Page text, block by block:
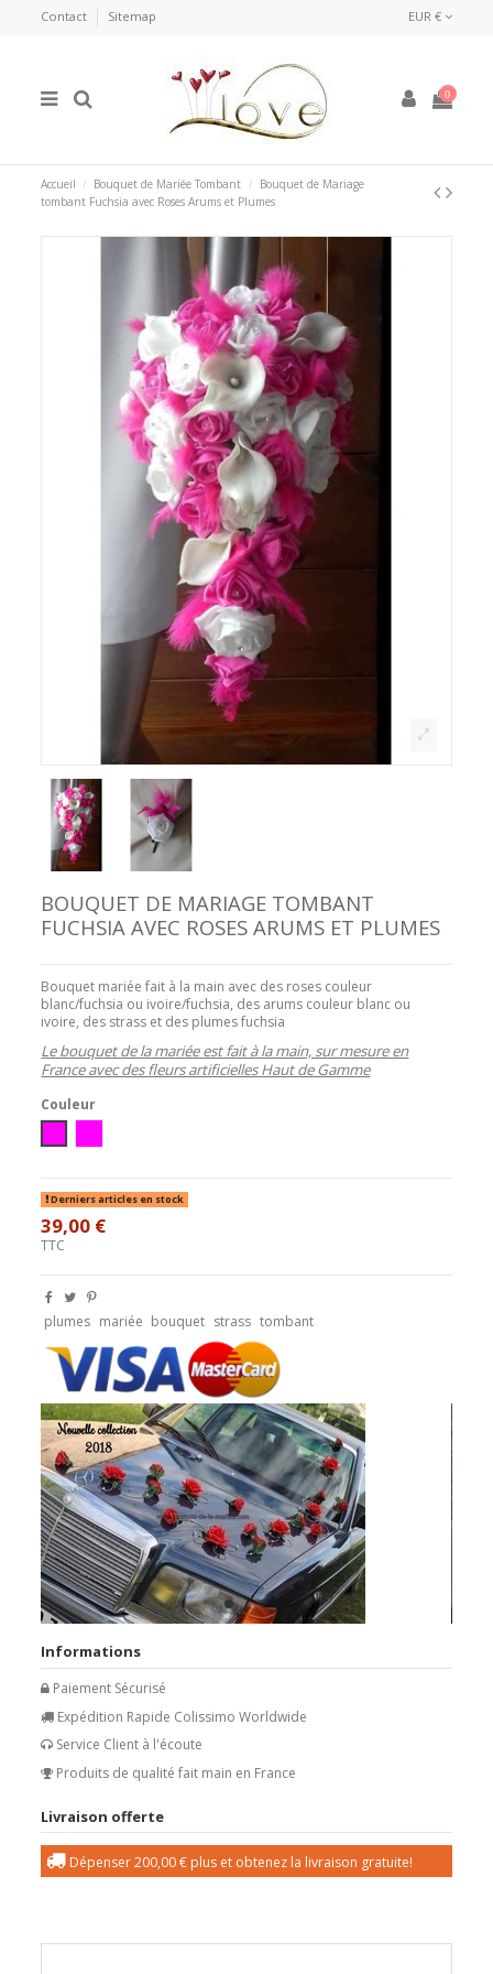
Contact Sitemap EUR €
0
Accueil Bouquet de Mariée Tombant
Bouquet de Mariage
tombant Fuchsia avec Roses Arums et Plumes
BOUQUET DE MARIAGE TOMBANT
FUCHSIA AVEC ROSES ARUMS ET PLUMES
Bouquet mariée fait à la main avec des roses couleur
blanc/fuchsia ou ivoire/fuchsia, des arums couleur blanc ou
ivoire, des strass et des plumes fuchsia
Le bouquet de la mariée est fait à la main, sur mesure en
France avec des fleurs artificielles Haut de Gamme
Couleur
Derniers articles en stock
39,00 €
TTC
plumes mariée bouquet strass tombant
Informations
Paiement Sécurisé
Expédition Rapide Colissimo Worldwide
Service Client à l'écoute
Produits de qualité fait main en France
Livraison offerte
Dépenser200,00 € plus et obtenez la livraison gratuite!